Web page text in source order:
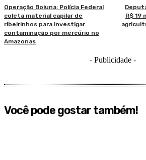
Operação Boiuna: Polícia Federal
coleta material capilar de
ribeirinhos para investigar
contaminação por mercúrio no
Amazonas
R$ 19
- Publicidade -
Você pode gostar também!